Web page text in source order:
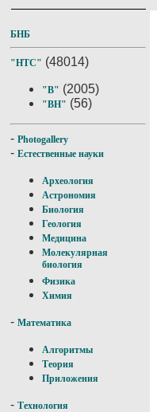
БНБ
"НТС" (48014)
"В" (2005)
"ВН" (56)
- Photogallery
- Естественные науки
Археология
Астрономия
Биология
Геология
Медицина
Молекулярная
биология
Физика
Химия
- Математика
Алгоритмы
Теория
Приложения
- Технология